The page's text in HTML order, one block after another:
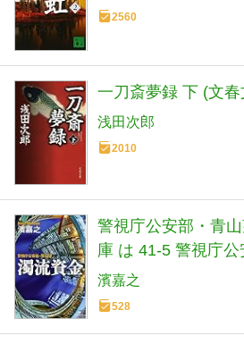
2560
一刀斎夢録 下 (文
浅田次郎
2010
警視庁公安部・青
庫 は 41-5 警視庁
濱嘉之
528